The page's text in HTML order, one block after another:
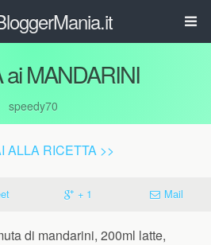
MANDARINI
speedy70
ALLA RICETTA >>
+ 1 Mail
di mandarini, 200ml latte,